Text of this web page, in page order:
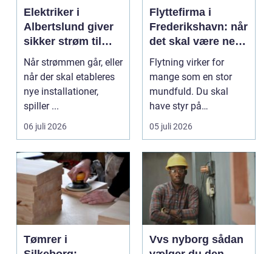
Elektriker i
Albertslund giver
sikker strøm til
danske boliger
Når strømmen går, eller
når der skal etableres
nye installationer,
spiller ...
06 juli 2026
Flyttefirma i
Frederikshavn: når
det skal være nemt
at komme videre
Flytning virker for
mange som en stor
mundfuld. Du skal
have styr på
nedpakning, tunge
l&oslas...
05 juli 2026
Tømrer i
Vvs nyborg sådan